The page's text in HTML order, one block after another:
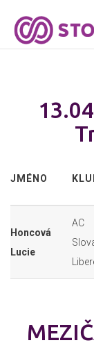
JMÉNO
Honcová
Lucie
AC